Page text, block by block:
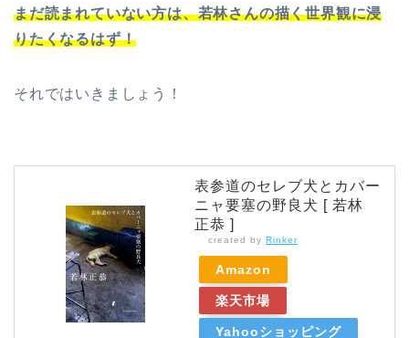
まだ読まれていない方は、若林さんの描く世界観に浸
りたくなるはず！
それではいきましょう！
表参道のセレブ犬とカバー
ニャ要塞の野良犬 [ 若林
正恭 ]
created by Rinker
Amazon
楽天市場
Yahooショッピング